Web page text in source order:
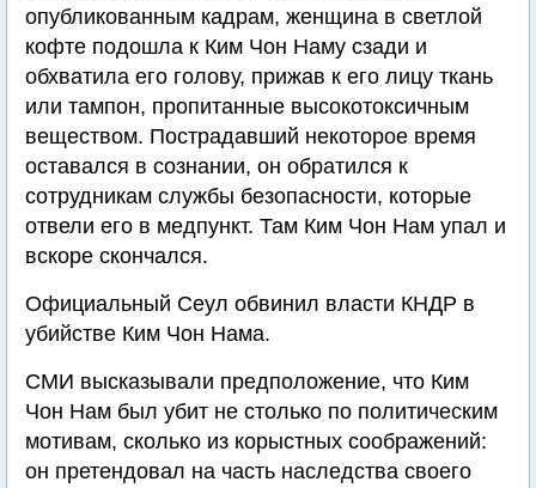
опубликованным кадрам, женщина в светлой
кофте подошла к Ким Чон Наму сзади и
обхватила его голову, прижав к его лицу ткань
или тампон, пропитанные высокотоксичным
веществом. Пострадавший некоторое время
оставался в сознании, он обратился к
сотрудникам службы безопасности, которые
отвели его в медпункт. Там Ким Чон Нам упал и
вскоре скончался.
Официальный Сеул обвинил власти КНДР в
убийстве Ким Чон Нама.
СМИ высказывали предположение, что Ким
Чон Нам был убит не столько по политическим
мотивам, сколько из корыстных соображений:
он претендовал на часть наследства своего